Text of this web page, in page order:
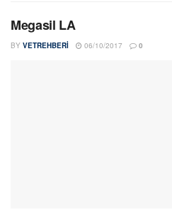
Megasil LA
BY VETREHBERI 06/10/2017 0